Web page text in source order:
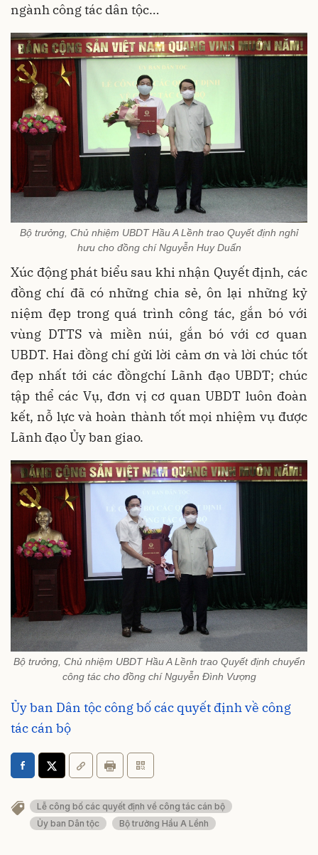
ngành công tác dân tộc…
Bộ trưởng, Chủ nhiệm UBDT Hầu A Lềnh trao Quyết định nghỉ
hưu cho đồng chí Nguyễn Huy Duẩn
Xúc động phát biểu sau khi nhận Quyết định, các
đồng chí đã có những chia sẻ, ôn lại những kỷ
niệm đẹp trong quá trình công tác, gắn bó với
vùng DTTS và miền núi, gắn bó với cơ quan
UBDT. Hai đồng chí gửi lời cảm ơn và lời chúc tốt
đẹp nhất tới các đồngchí Lãnh đạo UBDT; chúc
tập thể các Vụ, đơn vị cơ quan UBDT luôn đoàn
kết, nỗ lực và hoàn thành tốt mọi nhiệm vụ được
Lãnh đạo Ủy ban giao.
Bộ trưởng, Chủ nhiệm UBDT Hầu A Lềnh trao Quyết định chuyển
công tác cho đồng chí Nguyễn Đình Vượng
Ủy ban Dân tộc công bố các quyết định về công
tác cán bộ
Lễ công bố các quyết định về công tác cán bộ
Ủy ban Dân tộc
Bộ trưởng Hầu A Lềnh